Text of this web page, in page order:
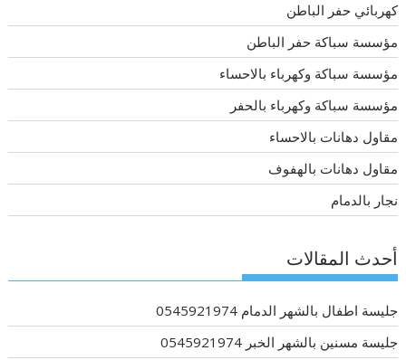
كهربائي حفر الباطن
مؤسسة سباكة حفر الباطن
مؤسسة سباكة وكهرباء بالاحساء
مؤسسة سباكة وكهرباء بالحفر
مقاول دهانات بالاحساء
مقاول دهانات بالهفوف
نجار بالدمام
أحدث المقالات
جليسة اطفال بالشهر الدمام 0545921974
جليسة مسنين بالشهر الخبر 0545921974